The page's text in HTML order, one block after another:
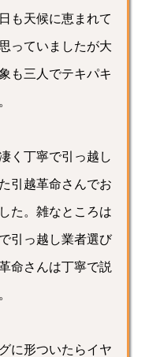
も天候に恵まれて
っていましたが大
も三人でテキパキ
く丁寧で引っ越し
引越革命さんでお
た。雑なところは
引っ越し業者選び
命さんは丁寧で説
に形ついたらイヤ